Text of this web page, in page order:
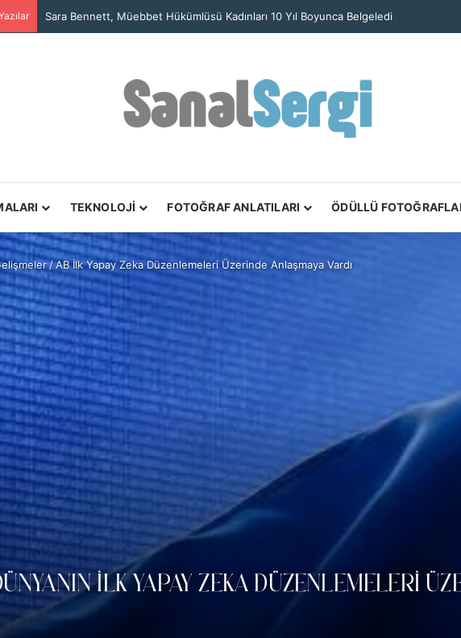
Sara Bennett, Müebbet Hükümlüsü Kadınları 10 Yıl Boyunca Belgeledi
TEKNOLOJİ FOTOĞRAF ANLATILARI ÖDÜLLÜ
/AB İlk Yapay Zeka Düzenlemeleri Üzerinde Anlaşmaya Vardı
İLK YAPAY ZEKA DÜZENLEMELERI